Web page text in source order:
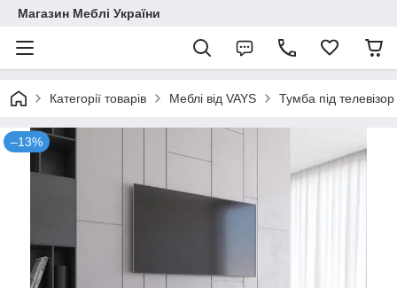
Магазин Меблі України
Категорії товарів Меблі від VAYS Тумба під
–13%